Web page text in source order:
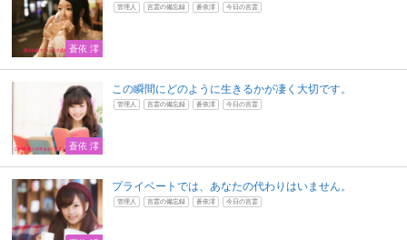
蒼依 澪
管理人 言霊の備忘録 蒼依澪 今日の言霊
蒼依 澪
この瞬間にどのように生きるかが凄く大切です。
管理人 言霊の備忘録 蒼依澪 今日の言霊
プライベートでは、あなたの代わりはいません。
管理人 言霊の備忘録 蒼依澪 今日の言霊